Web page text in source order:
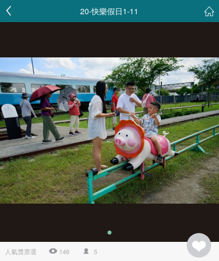
20-快樂假日1-11
人氣獎票選 146 5